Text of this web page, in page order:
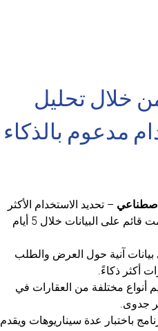
خلال تحليل
مدعوم بالذكاء
– تحديد الاستخدام الأكثر
ربحية لموقعك من خلال تحليل ؤتمت قائم على البيانات خلال 5 أيام
آنية حول العرض والطلب
أكثر ذكاءً.
أنواع مختلفة من العقارات في
جدوى.
باختبار عدة سيناريوهات ويقدم